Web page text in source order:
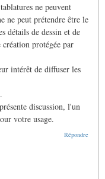
ne peuvent
ne peut prétendre être le
détails de dessin et de
protégée par
intérêt de diffuser les
discussion, l'un
votre usage.
Répondre